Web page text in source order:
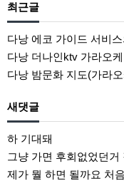
최근글
다낭 에코 가이드 서비스의 숨
다낭 더나인ktv 가라오케
다낭 밤문화 지도(가라오케,마사지,
새댓글
하 기대돼
그냥 가면 후회없었던거
제가 뭘 하면 될까요 처